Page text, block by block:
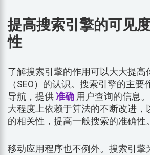
提高搜索引擎的可见
性
了解搜索引擎的作用可以大大提高
（SEO）的认识。搜索引擎的主要
导航，提供准确 用户查询的信息
大程度上依赖于算法的不断改进，
的相关性，提高一般搜索的准确性。
移动应用程序也不例外。搜索引擎